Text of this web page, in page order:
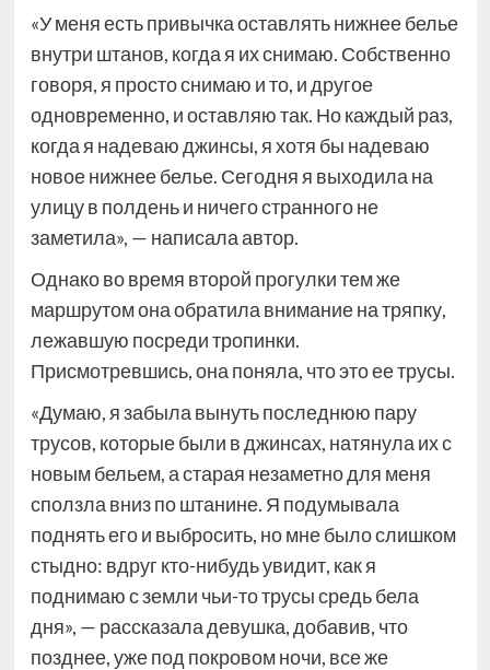
«У меня есть привычка оставлять нижнее белье
внутри штанов, когда я их снимаю. Собственно
говоря, я просто снимаю и то, и другое
одновременно, и оставляю так. Но каждый раз,
когда я надеваю джинсы, я хотя бы надеваю
новое нижнее белье. Сегодня я выходила на
улицу в полдень и ничего странного не
заметила», — написала автор.
Однако во время второй прогулки тем же
маршрутом она обратила внимание на тряпку,
лежавшую посреди тропинки.
Присмотревшись, она поняла, что это ее трусы.
«Думаю, я забыла вынуть последнюю пару
трусов, которые были в джинсах, натянула их с
новым бельем, а старая незаметно для меня
сползла вниз по штанине. Я подумывала
поднять его и выбросить, но мне было слишком
стыдно: вдруг кто-нибудь увидит, как я
поднимаю с земли чьи-то трусы средь бела
дня», — рассказала девушка, добавив, что
позднее, уже под покровом ночи, все же